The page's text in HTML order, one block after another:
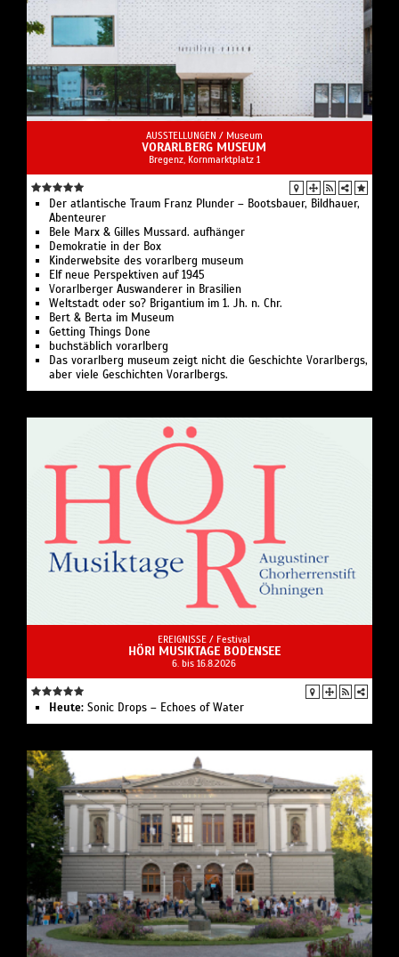
AUSSTELLUNGEN / Museum
VORARLBERG MUSEUM
Bregenz, Kornmarktplatz 1
Der atlantische Traum Franz Plunder – Bootsbauer, Bildhauer,
Abenteurer
Bele Marx & Gilles Mussard. aufhänger
Demokratie in der Box
Kinderwebsite des vorarlberg museum
Elf neue Perspektiven auf 1945
Vorarlberger Auswanderer in Brasilien
Weltstadt oder so? Brigantium im 1. Jh. n. Chr.
Bert & Berta im Museum
Getting Things Done
buchstäblich vorarlberg
Das vorarlberg museum zeigt nicht die Geschichte Vorarlbergs,
aber viele Geschichten Vorarlbergs.
EREIGNISSE / Festival
HÖRI MUSIKTAGE BODENSEE
6. bis 16.8.2026
Heute: Sonic Drops – Echoes of Water